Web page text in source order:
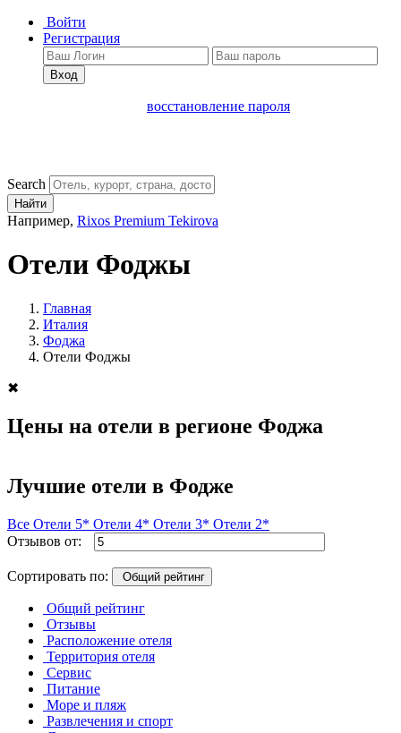
Войти
Регистрация
Вход
восстановление пароля
Search
Найти
Например, Rixos Premium Tekirova
Отели Фоджы
Главная
Италия
Фоджа
Отели Фоджы
✖
Цены на отели в регионе Фоджа
Лучшие отели в Фодже
Все Отели 5* Отели 4* Отели 3* Отели 2*
Отзывов от:
Сортировать по: Общий рейтинг
Общий рейтинг
Отзывы
Расположение отеля
Территория отеля
Сервис
Питание
Море и пляж
Развлечения и спорт